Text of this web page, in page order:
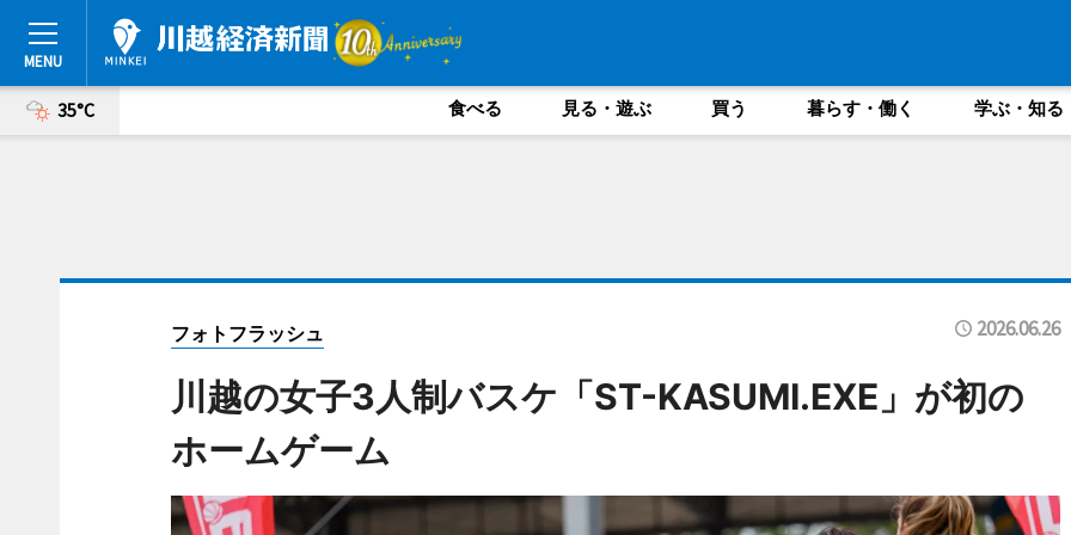
35°C 食べる 見る・遊ぶ 買う 暮らす・働く 学ぶ・知る
フォトフラッシュ 2026.06.26
川越の女子3人制バスケ「ST-KASUMI.EXE」が初の
ホームゲーム